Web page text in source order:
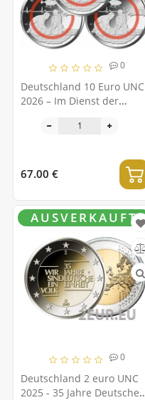
0
Deutschland 10 Euro UNC
2026 – Im Dienst der
Notfalldienste - ADFGJ
67.00 €
0
Deutschland 2 euro UNC
2025 - 35 Jahre Deutsche
AUSVERKAUFT